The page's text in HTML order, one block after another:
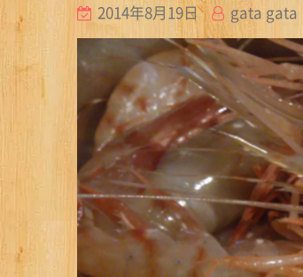
2014年8月19日 gata gata